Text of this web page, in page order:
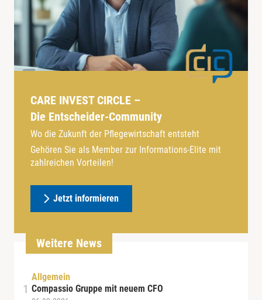
CARE INVEST CIRCLE –
Die Entscheider-Community
Wo die Zukunft der Pflegewirtschaft entsteht
Gehören Sie als Member zur Informations-Elite mit
zahlreichen Vorteilen!
Jetzt informieren
Weitere News
Allgemein
Compassio Gruppe mit neuem CFO